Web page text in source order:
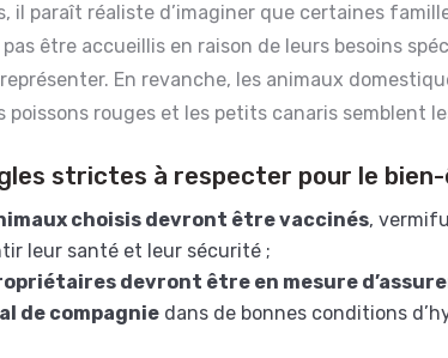
il paraît réaliste d’imaginer que certaines
être accueillis en raison de leurs besoins
En revanche, les animaux
poissons rouges et les petits canaris semblent
strictes à respecter pour le
choisis devront être vaccinés,
leur santé et leur sécurité ;
devront être en mesure
de compagnie dans de bonnes conditions